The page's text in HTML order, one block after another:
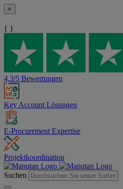
×
{ }
4,3/5 Bewertungen
Key Account Lösungen
E-Procurement Expertise
Projektkoordination
Suchen